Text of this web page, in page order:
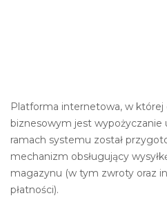
Platforma internetowa, w której
biznesowym jest wypożyczanie
ramach systemu został
mechanizm obsługujący
magazynu (w tym zwroty oraz
płatności).